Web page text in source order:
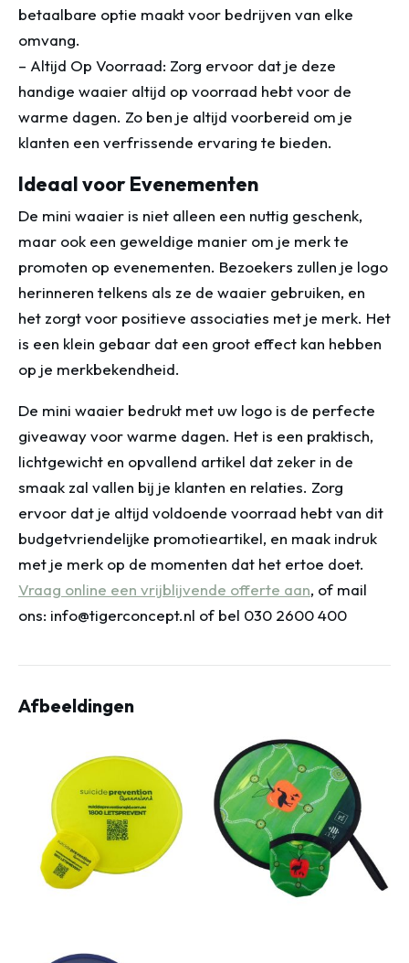
betaalbare optie maakt voor bedrijven van elke
omvang.
– Altijd Op Voorraad: Zorg ervoor dat je deze
handige waaier altijd op voorraad hebt voor de
warme dagen. Zo ben je altijd voorbereid om je
klanten een verfrissende ervaring te bieden.
Ideaal voor Evenementen
De mini waaier is niet alleen een nuttig geschenk,
maar ook een geweldige manier om je merk te
promoten op evenementen. Bezoekers zullen je logo
herinneren telkens als ze de waaier gebruiken, en
het zorgt voor positieve associaties met je merk. Het
is een klein gebaar dat een groot effect kan hebben
op je merkbekendheid.
De mini waaier bedrukt met uw logo is de perfecte
giveaway voor warme dagen. Het is een praktisch,
lichtgewicht en opvallend artikel dat zeker in de
smaak zal vallen bij je klanten en relaties. Zorg
ervoor dat je altijd voldoende voorraad hebt van dit
budgetvriendelijke promotieartikel, en maak indruk
met je merk op de momenten dat het ertoe doet.
Vraag online een vrijblijvende offerte aan, of mail
ons: info@tigerconcept.nl of bel 030 2600 400
Afbeeldingen